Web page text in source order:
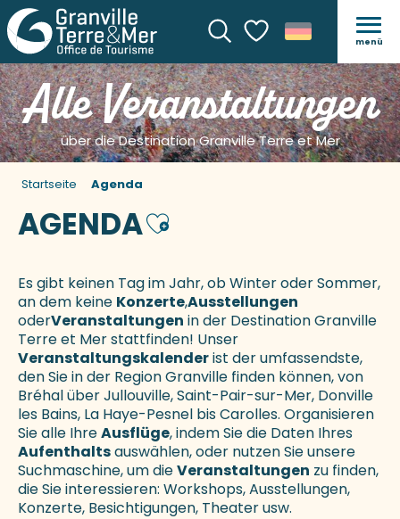
SucheVoir les favoris
menü
Alle Veranstaltungen
über die Destination Granville Terre et Mer
Startseite Agenda
AGENDAAjouter aux favoris
Es gibt keinen Tag im Jahr, ob Winter oder Sommer,
an dem keine Konzerte,Ausstellungen
oderVeranstaltungen in der Destination Granville
Terre et Mer stattfinden! Unser
Veranstaltungskalenderist der umfassendste,
den Sie in der Region Granville finden können, von
Bréhal über Jullouville, Saint-Pair-sur-Mer, Donville
les Bains, La Haye-Pesnel bis Carolles. Organisieren
Sie alle IhreAusflüge, indem Sie die Daten Ihres
Aufenthaltsauswählen, oder nutzen Sie unsere
Suchmaschine, um dieVeranstaltungen zu finden,
die Sie interessieren: Workshops, Ausstellungen,
Konzerte, Besichtigungen, Theater usw.